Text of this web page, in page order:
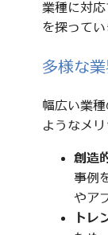
業種に対
を探ってい
多様な
幅広い業
ようなメリ
創造
事例
やア
トレ